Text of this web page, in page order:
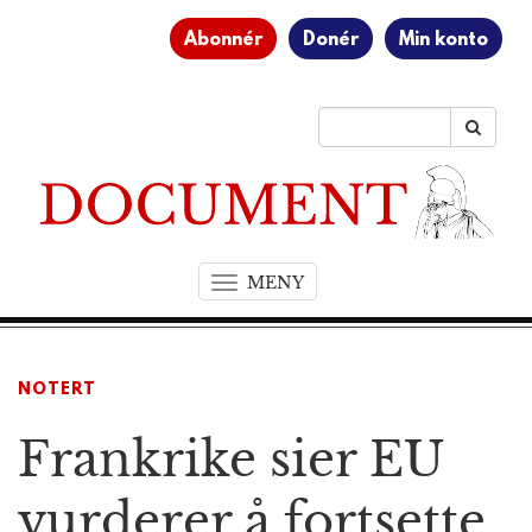
Abonnér Donér Min konto
MENYT
o
n
a
v
i
NOTERT
Frankrike sier EU